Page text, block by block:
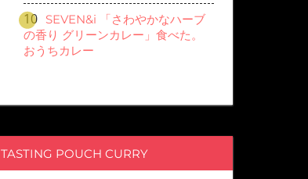
SEVEN&i 「さわやかなハーブ
の香り グリーンカレー」食べた。
おうちカレー
TASTING POUCH CURRY